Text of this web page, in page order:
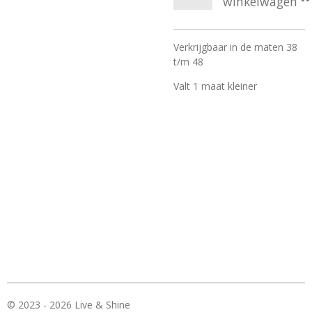
Verkrijgbaar in de maten 38
t/m 48
Valt 1 maat kleiner
© 2023 - 2026 Live & Shine